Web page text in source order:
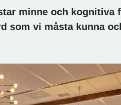
minne och kognitiva
som vi måsta kunna